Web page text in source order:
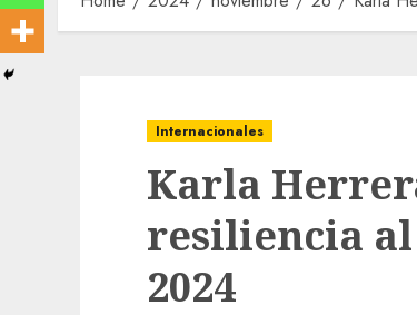
Internacionales
Karla
resiliencia
2024